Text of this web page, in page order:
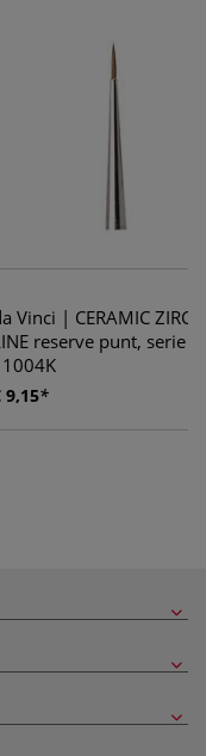
Vinci | CERAMIC
reserve punt, serie
9,15